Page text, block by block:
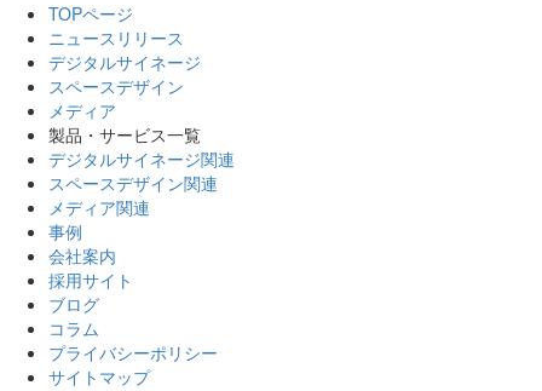
TOPページ
ニュースリリース
デジタルサイネージ
スペースデザイン
メディア
製品・サービス一覧
デジタルサイネージ関連
スペースデザイン関連
メディア関連
事例
会社案内
採用サイト
ブログ
コラム
プライバシーポリシー
サイトマップ